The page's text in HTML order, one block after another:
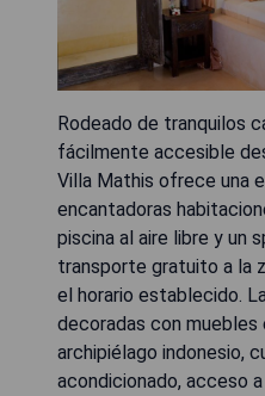
Rodeado de tranquilos
fácilmente accesible
Villa Mathis ofrece una
encantadoras
piscina al aire libre y un
transporte gratuito a la
el horario establecido.
decoradas con
archipiélago indonesio,
acondicionado, acceso